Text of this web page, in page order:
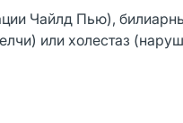
Чайлд Пью),
или холестаз